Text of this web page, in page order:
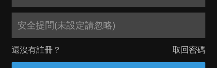
安全提問(未設定請忽略)
還沒有註冊？ 取回密碼